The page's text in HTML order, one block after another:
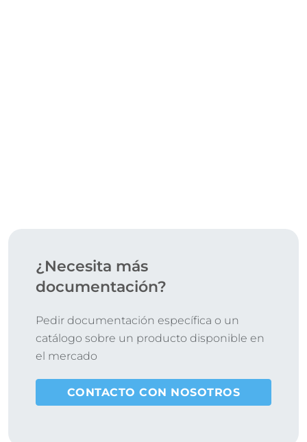
¿Necesita más
documentación?
Pedir documentación específica o un
catálogo sobre un producto disponible en
el mercado
CONTACTO CON NOSOTROS